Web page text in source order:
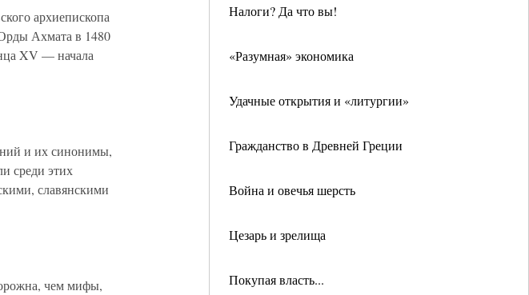
Налоги? Да что вы!
«Разумная» экономика
Удачные открытия и «литургии»
Гражданство в Древней Греции
Война и овечья шерсть
Цезарь и зрелища
Покупая власть...
архиепископа
Ахмата в 1480
XV — начала
и их синонимы,
среди этих
славянскими
чем мифы,